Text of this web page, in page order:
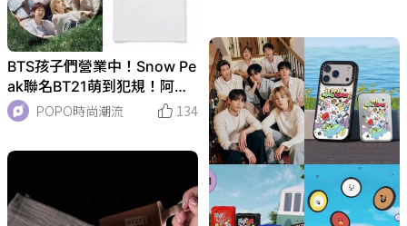
BTS孩子們營業中！Snow Pe
ak聯名BT21萌到犯規！阿米
狂問「絨毛鑰匙圈」先結帳再
說！
POPO時尚潮流 134